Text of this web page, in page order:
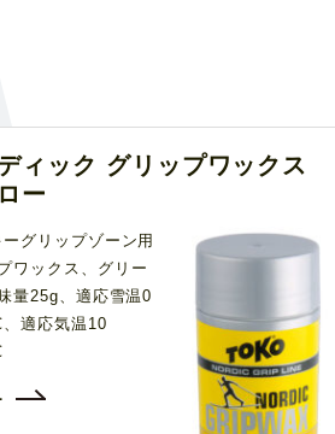
ィック グリップワックス
ー
グリップゾーン用
ワックス、グリー
量25g、適応雪温0
適応気温10